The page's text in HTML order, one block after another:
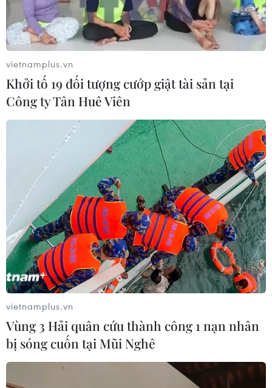
vietnamplus.vn
Khởi tố 19 đối tượng cướp giật tài sản tại
Công ty Tân Huê Viên
vietnamplus.vn
Vùng 3 Hải quân cứu thành công 1 nạn nhân
bị sóng cuốn tại Mũi Nghê